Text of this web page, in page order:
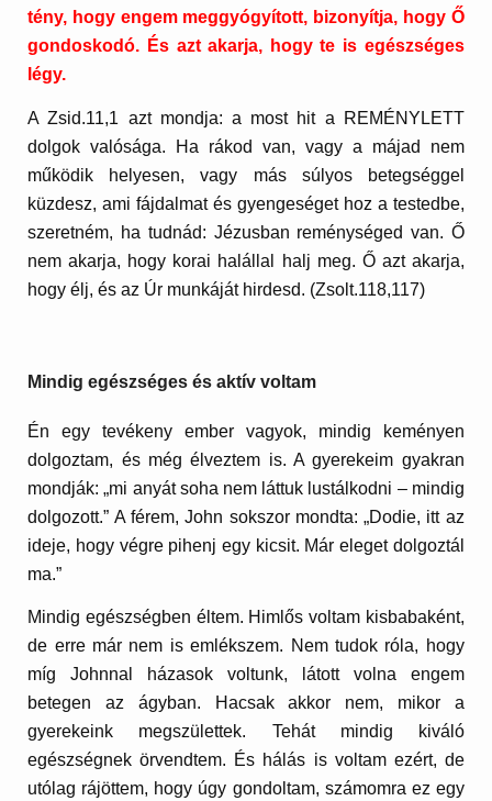
tény, hogy engem meggyógyított, bizonyítja, hogy Ő
gondoskodó. És azt akarja, hogy te is egészséges
légy.
A Zsid.11,1 azt mondja: a most hit a REMÉNYLETT
dolgok valósága. Ha rákod van, vagy a májad nem
működik helyesen, vagy más súlyos betegséggel
küzdesz, ami fájdalmat és gyengeséget hoz a testedbe,
szeretném, ha tudnád: Jézusban reménységed van. Ő
nem akarja, hogy korai halállal halj meg. Ő azt akarja,
hogy élj, és az Úr munkáját hirdesd. (Zsolt.118,117)
Mindig egészséges és aktív voltam
Én egy tevékeny ember vagyok, mindig keményen
dolgoztam, és még élveztem is. A gyerekeim gyakran
mondják: „mi anyát soha nem láttuk lustálkodni – mindig
dolgozott.” A férem, John sokszor mondta: „Dodie, itt az
ideje, hogy végre pihenj egy kicsit. Már eleget dolgoztál
ma.”
Mindig egészségben éltem. Himlős voltam kisbabaként,
de erre már nem is emlékszem. Nem tudok róla, hogy
míg Johnnal házasok voltunk, látott volna engem
betegen az ágyban. Hacsak akkor nem, mikor a
gyerekeink megszülettek. Tehát mindig kiváló
egészségnek örvendtem. És hálás is voltam ezért, de
utólag rájöttem, hogy úgy gondoltam, számomra ez egy